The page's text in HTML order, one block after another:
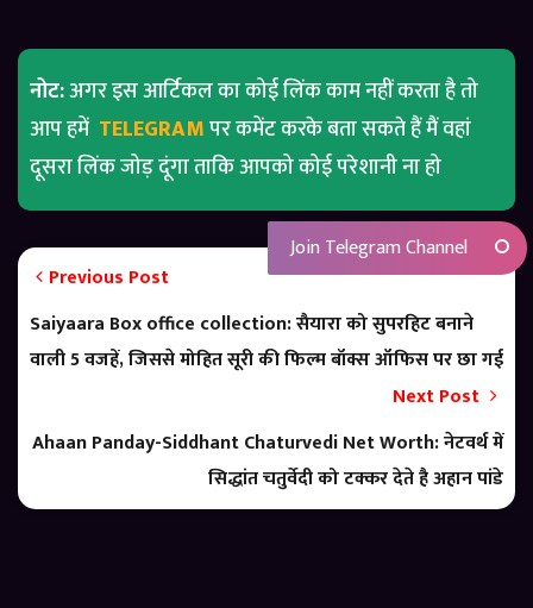
नोट:अगर इस आर्टिकल का कोई लिंक काम नहीं करता है तो
आप हमें TELEGRAMपर कमेंट करके बता सकते हैं मैं वहां
दूसरा लिंक जोड़ दूंगा ताकि आपको कोई परेशानी ना हो
Previous Post
Saiyaara Box office collection: सैयारा को सुपरहिट बनाने
वाली 5 वजहें, जिससे मोहित सूरी की फिल्म बॉक्स ऑफिस पर छा गई
Next Post
Ahaan Panday-Siddhant Chaturvedi Net Worth: नेटवर्थ में
सिद्धांत चतुर्वेदी को टक्कर देते है अहान पांडे
Join Telegram Channel